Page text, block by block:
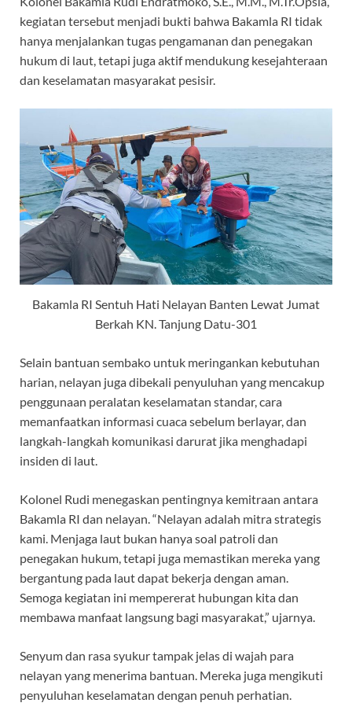
kegiatan tersebut menjadi bukti bahwa Bakamla RI tidak
hanya menjalankan tugas pengamanan dan penegakan
hukum di laut, tetapi juga aktif mendukung kesejahteraan
dan keselamatan masyarakat pesisir.
Bakamla RI Sentuh Hati Nelayan Banten Lewat Jumat
Berkah KN. Tanjung Datu-301
Selain bantuan sembako untuk meringankan kebutuhan
harian, nelayan juga dibekali penyuluhan yang mencakup
penggunaan peralatan keselamatan standar, cara
memanfaatkan informasi cuaca sebelum berlayar, dan
langkah-langkah komunikasi darurat jika menghadapi
insiden di laut.
Kolonel Rudi menegaskan pentingnya kemitraan antara
Bakamla RI dan nelayan. “Nelayan adalah mitra strategis
kami. Menjaga laut bukan hanya soal patroli dan
penegakan hukum, tetapi juga memastikan mereka yang
bergantung pada laut dapat bekerja dengan aman.
Semoga kegiatan ini mempererat hubungan kita dan
membawa manfaat langsung bagi masyarakat,” ujarnya.
Senyum dan rasa syukur tampak jelas di wajah para
nelayan yang menerima bantuan. Mereka juga mengikuti
penyuluhan keselamatan dengan penuh perhatian.